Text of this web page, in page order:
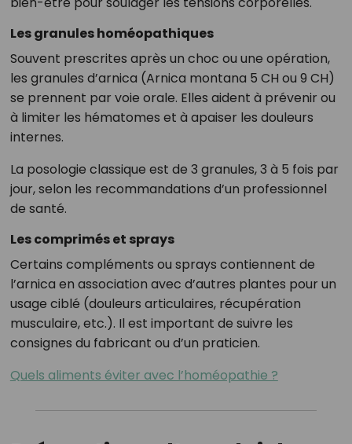
Les granules homéopathiques
Souvent prescrites après un choc ou une opération,
les granules d’arnica (Arnica montana 5 CH ou 9 CH)
se prennent par voie orale. Elles aident à prévenir ou
à limiter les hématomes et à apaiser les douleurs
internes.
La posologie classique est de 3 granules, 3 à 5 fois par
jour, selon les recommandations d’un professionnel
de santé.
Les comprimés et sprays
Certains compléments ou sprays contiennent de
l’arnica en association avec d’autres plantes pour un
usage ciblé (douleurs articulaires, récupération
musculaire, etc.). Il est important de suivre les
consignes du fabricant ou d’un praticien.
Quels aliments éviter avec l’homéopathie ?